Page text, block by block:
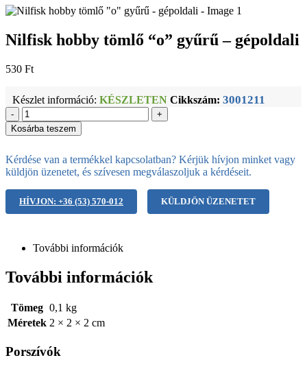
Nilfisk hobby tömlő “o” gyűrű – gépoldali
530 Ft
Készlet információ: KÉSZLETEN Cikkszám: 3001211
-
+
Kosárba teszem
Kérdése van a termékkel kapcsolatban? Kérjük hívjon minket vagy
küldjön üzenetet, és szívesen megválaszoljuk a kérdéseit.
HÍVJON: +36 (53) 570-012 KÜLDJÖN ÜZENETET
További információk
További információk
Tömeg 0,1 kg
Méretek 2 × 2 × 2 cm
Porszívók